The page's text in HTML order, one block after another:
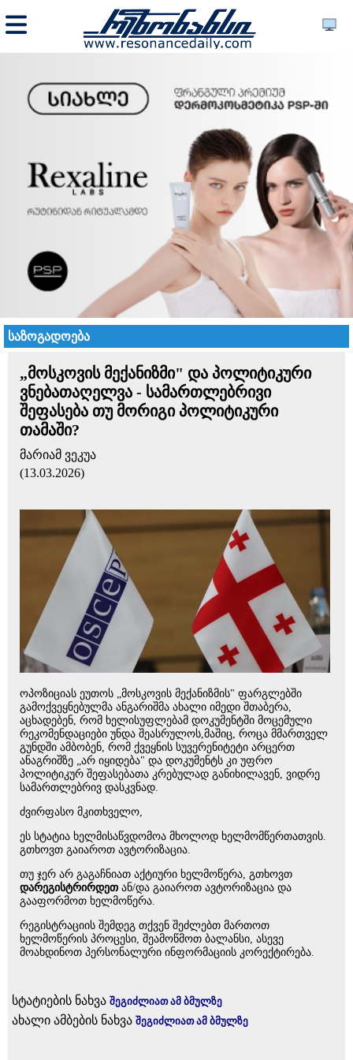
საზოგადოება
„მოსკოვის მექანიზმი" და პოლიტიკური
ვნებათაღელვა - სამართლებრივი
შეფასება თუ მორიგი პოლიტიკური
თამაში?
მარიამ ვეკუა
(13.03.2026)
ოპოზიციას ეუთოს „მოსკოვის მექანიზმის" ფარგლებში
გამოქვეყნებულმა ანგარიშმა ახალი იმედი შთაბერა,
აცხადებენ, რომ ხელისუფლებამ დოკუმენტში მოცემული
რეკომენდაციები უნდა შეასრულოს,მაშიც, როცა მმართველ
გუნდში ამბობენ, რომ ქვეყნის სუვერენიტეტი არცერთ
ანაგრიშზე „არ იყიდება" და დოკუმენტს კი უფრო
პოლიტიკურ შეფასებათა კრებულად განიხილავენ, ვიდრე
სამართლებრივ დასკვნად.
ძვირფასო მკითხველო,
ეს სტატია ხელმისაწვდომოა მხოლოდ ხელმომწერთათვის.
გთხოვთ გაიაროთ ავტორიზაცია.
თუ ჯერ არ გაგაჩნიათ აქტიური ხელმოწერა, გთხოვთ
დარეგისტრირდეთ ან/და გაიაროთ ავტორიზაცია და
გააფორმოთ ხელმოწერა.
რეგისტრაციის შემდეგ თქვენ შეძლებთ მართოთ
ხელმოწერის პროცესი, შეამოწმოთ ბალანსი, ასევე
მოახდინოთ პერსონალური ინფორმაციის კორექტირება.
სტატიების ნახვა შეგიძლიათ ამ ბმულზე
ახალი ამბების ნახვა შეგიძლიათ ამ ბმულზე